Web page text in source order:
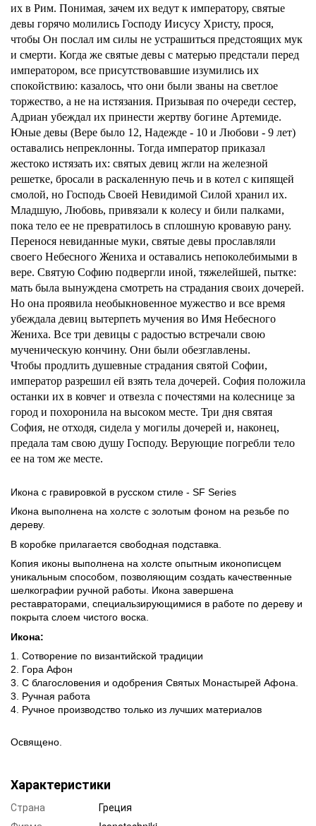
их в Рим. Понимая, зачем их ведут к императору, святые
девы горячо молились Господу Иисусу Христу, прося,
чтобы Он послал им силы не устрашиться предстоящих мук
и смерти. Когда же святые девы с матерью предстали перед
императором, все присутствовавшие изумились их
спокойствию: казалось, что они были званы на светлое
торжество, а не на истязания. Призывая по очереди сестер,
Адриан убеждал их принести жертву богине Артемиде.
Юные девы (Вере было 12, Надежде - 10 и Любови - 9 лет)
оставались непреклонны. Тогда император приказал
жестоко истязать их: святых девиц жгли на железной
решетке, бросали в раскаленную печь и в котел с кипящей
смолой, но Господь Своей Невидимой Силой хранил их.
Младшую, Любовь, привязали к колесу и били палками,
пока тело ее не превратилось в сплошную кровавую рану.
Перенося невиданные муки, святые девы прославляли
своего Небесного Жениха и оставались непоколебимыми в
вере. Святую Софию подвергли иной, тяжелейшей, пытке:
мать была вынуждена смотреть на страдания своих дочерей.
Но она проявила необыкновенное мужество и все время
убеждала девиц вытерпеть мучения во Имя Небесного
Жениха. Все три девицы с радостью встречали свою
мученическую кончину. Они были обезглавлены.
Чтобы продлить душевные страдания святой Софии,
император разрешил ей взять тела дочерей. София положила
останки их в ковчег и отвезла с почестями на колеснице за
город и похоронила на высоком месте. Три дня святая
София, не отходя, сидела у могилы дочерей и, наконец,
предала там свою душу Господу. Верующие погребли тело
ее на том же месте.
Икона с гравировкой в русском стиле - SF Series
Икона выполнена на холсте с золотым фоном на резьбе по
дереву.
В коробке прилагается свободная подставка.
Копия иконы выполнена на холсте опытным иконописцем
уникальным способом, позволяющим создать качественные
шелкографии ручной работы. Икона завершена
реставраторами, специальзирующимися в работе по дереву и
покрыта слоем чистого воска.
Икона:
1. Сотворение по византийской традиции
2. Гора Афон
3. С благословения и одобрения Святых Монастырей Афона.
3. Ручная работа
4. Ручное производство только из лучших материалов
Освящено.
Характеристики
Страна
Греция